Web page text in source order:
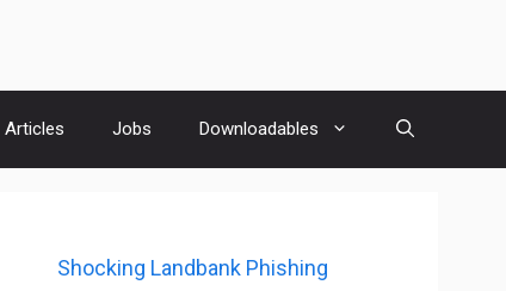
Articles Jobs Downloadables
Shocking Landbank Phishing